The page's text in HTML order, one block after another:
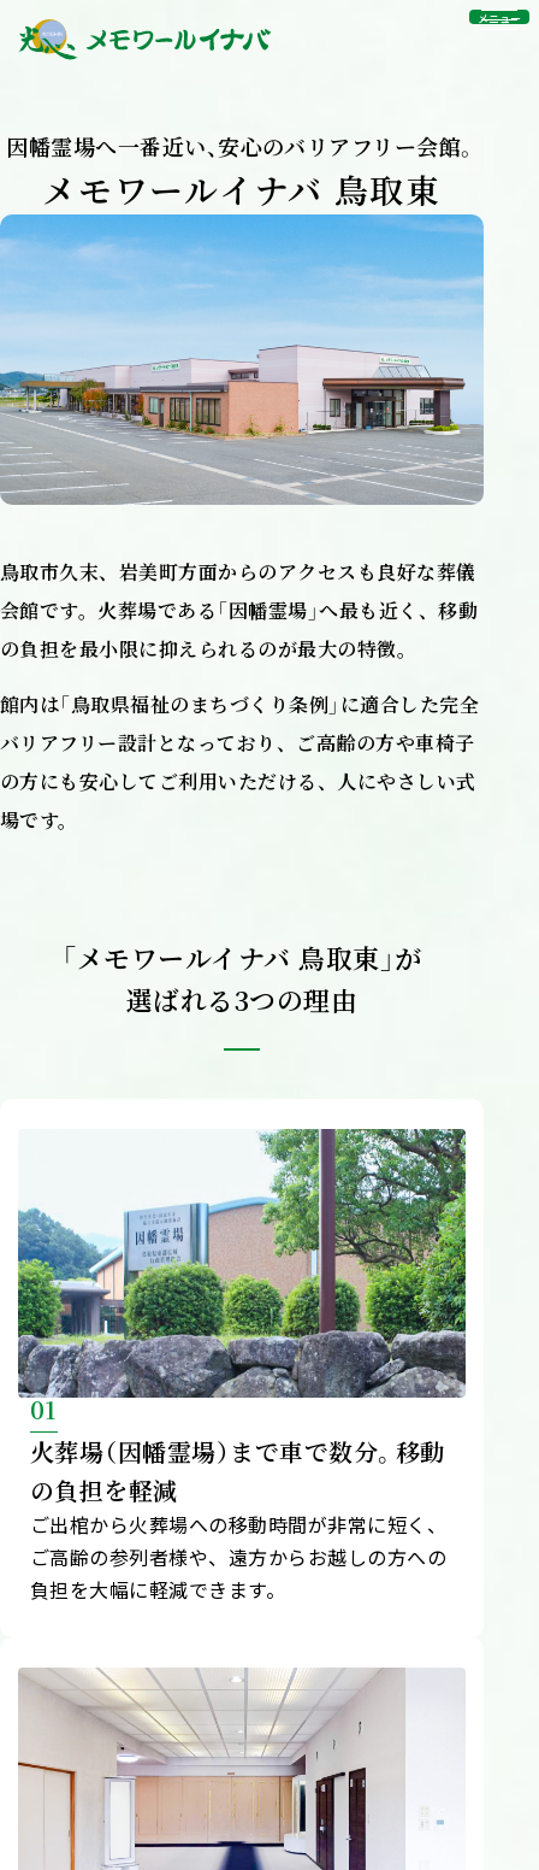
メニュー
因幡霊場へ一番近い、安心のバリアフリー会館。
メモワールイナバ 鳥取東
鳥取市久末、岩美町方面からのアクセスも良好な葬儀
会館です。火葬場である「因幡霊場」へ最も近く、移動
の負担を最小限に抑えられるのが最大の特徴。
館内は「鳥取県福祉のまちづくり条例」に適合した完全
バリアフリー設計となっており、ご高齢の方や車椅子
の方にも安心してご利用いただける、人にやさしい式
場です。
「メモワールイナバ 鳥取東」が
選ばれる3つの理由
01
火葬場（因幡霊場）まで車で数分。移動
の負担を軽減
ご出棺から火葬場への移動時間が非常に短く、
ご高齢の参列者様や、遠方からお越しの方への
負担を大幅に軽減できます。